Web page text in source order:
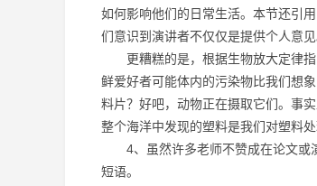
如何影响他们的日常生活。本节还引
们意识到演讲者不仅仅是提供个人意
更糟糕的是，根据生物放大定律指
鲜爱好者可能体内的污染物比我们想
料片？好吧，动物正在摄取它们。事
整个海洋中发现的塑料是我们对塑料处
4、虽然许多老师不赞成在论文或演
短语。